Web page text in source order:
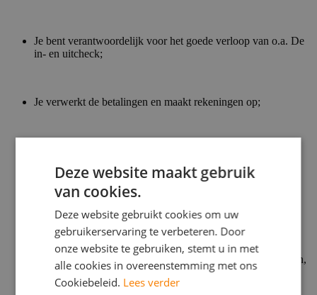
Je bent verantwoordelijk voor het goede verloop van o.a. De
in- en uitcheck;
Je verwerkt de betalingen en maakt rekeningen op;
Je beantwoordt vragen van gasten via de telefoon en e-mail;
Bijdragen aan verschillende administratieve werkzaamheden,
zoals het verwerken van kamerreserveringen.
Deze website maakt gebruik
van cookies.
Deze website gebruikt cookies om uw
gebruikerservaring te verbeteren. Door
onze website te gebruiken, stemt u in met
alle cookies in overeenstemming met ons
Cookiebeleid. Lees verder